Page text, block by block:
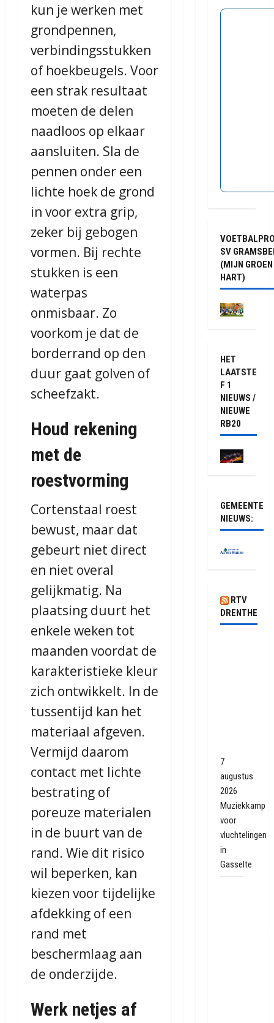
kun je werken met
grondpennen,
verbindingsstukken
of hoekbeugels. Voor
een strak resultaat
moeten de delen
naadloos op elkaar
aansluiten. Sla de
pennen onder een
lichte hoek de grond
in voor extra grip,
zeker bij gebogen
vormen. Bij rechte
stukken is een
waterpas
onmisbaar. Zo
voorkom je dat de
borderrand op den
duur gaat golven of
scheefzakt.
Houd rekening
met de
roestvorming
Cortenstaal roest
bewust, maar dat
gebeurt niet direct
en niet overal
gelijkmatig. Na
plaatsing duurt het
enkele weken tot
maanden voordat de
karakteristieke kleur
zich ontwikkelt. In de
tussentijd kan het
materiaal afgeven.
Vermijd daarom
contact met lichte
bestrating of
poreuze materialen
in de buurt van de
rand. Wie dit risico
wil beperken, kan
kiezen voor tijdelijke
afdekking of een
rand met
beschermlaag aan
de onderzijde.
Werk netjes af
SV
(MIJN
HART)
HET
LAATSTE
F 1
NIEUWS /
NIEUWE
RB20
GEMEENTE
NIEUWS:
RTV
DRENTHE
7
augustus
2026
Muziekkamp
voor
vluchtelingen
in
Gasselte